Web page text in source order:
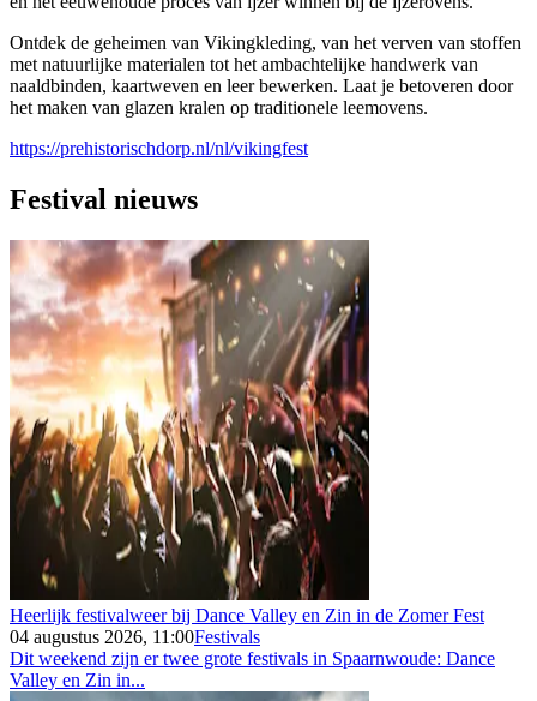
Ontdek de geheimen van Vikingkleding, van het verven van stoffen
met natuurlijke materialen tot het ambachtelijke handwerk van
naaldbinden, kaartweven en leer bewerken. Laat je betoveren door
het maken van glazen kralen op traditionele leemovens.
https://prehistorischdorp.nl/nl/vikingfest
Festival nieuws
Heerlijk festivalweer bij Dance Valley en Zin in de Zomer Fest
04 augustus 2026, 11:00Festivals
Dit weekend zijn er twee grote festivals in Spaarnwoude: Dance
Valley en Zin in...